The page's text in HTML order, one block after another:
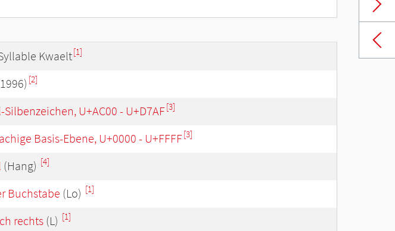
Kwaelt[1]
[2]
U+AC00 - U+D7AF[3]
Basis-Ebene, U+0000 - U+FFFF[3]
(Hang) [4]
Buchstabe (Lo) [1]
rechts(L) [1]